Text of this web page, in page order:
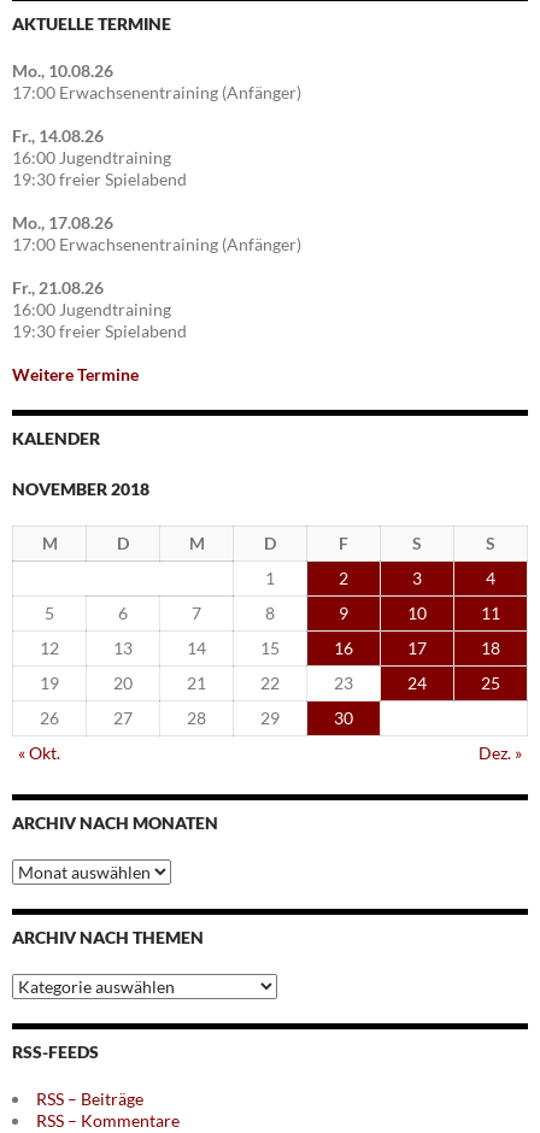
AKTUELLE TERMINE
Mo., 10.08.26
17:00 Erwachsenentraining (Anfänger)
Fr., 14.08.26
16:00 Jugendtraining
19:30 freier Spielabend
Mo., 17.08.26
17:00 Erwachsenentraining (Anfänger)
Fr., 21.08.26
16:00 Jugendtraining
19:30 freier Spielabend
Weitere Termine
KALENDER
NOVEMBER 2018
M D M D F S
S
1
2 3
4
5
6 7 8 9 10
11
12
13 14 15 16 17
18
19
20 21 22 23 24
25
26
27 28 29
30
« Okt.
Dez. »
ARCHIV NACH MONATEN
Archiv
nach
Monaten
ARCHIV NACH THEMEN
Archiv
nach
Themen
RSS-FEEDS
RSS – Beiträge
RSS – Kommentare